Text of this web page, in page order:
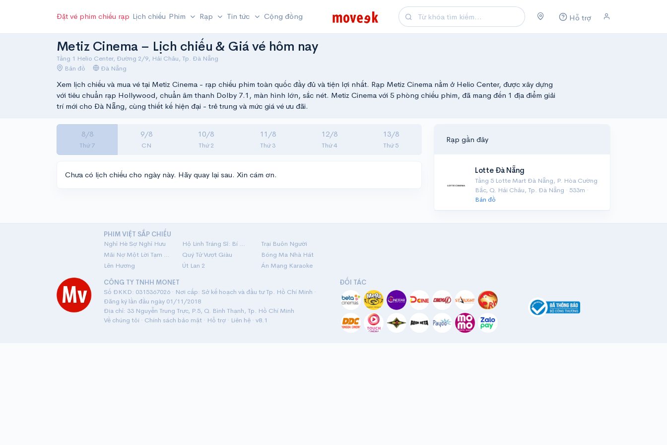
Hỗ trợ
Đặt vé phim chiếu rạp Lịch chiếu Phim Rạp Tin tức Cộng đồng
Metiz Cinema – Lịch chiếu & Giá vé hôm nay
Tầng 1 Helio Center, Đường 2/9, Hải Châu, Tp. Đà Nẵng
Bản đồ
Đà Nẵng
Xem lịch chiếu và mua vé tại Metiz Cinema - rạp chiếu phim toàn quốc đầy đủ và tiện lợi nhất. Rạp Metiz Cinema nằm ở Helio Center, được xây dựng
với tiêu chuẩn rạp Hollywood, chuẩn âm thanh Dolby 7.1, màn hình lớn, sắc nét. Metiz Cinema với 5 phòng chiếu phim, đã mang đến 1 địa điểm giải
trí mới cho Đà Nẵng, cùng thiết kế hiện đại - trẻ trung và mức giá vé ưu đãi.
8/8
Thứ 7
9/8
CN
10/8
Thứ 2
11/8
Thứ 3
12/8
Thứ 4
13/8
Thứ 5
Chưa có lịch chiếu cho ngày này. Hãy quay lại sau. Xin cám ơn.
Rạp gần đây
Lotte Đà Nẵng
Tầng 5 Lotte Mart Đà Nẵng, P. Hòa Cường
Bắc, Q. Hải Châu, Tp. Đà Nẵng · 533m ·
Bản đồ
PHIM VIỆT SẮP CHIẾU
Nghỉ Hè Sợ Nghỉ Hưu
Hộ Linh Tráng Sĩ: Bí Ẩn Mộ Vua Đinh
Trại Buôn Người
Mãi Nợ Một Lời Tạm Biệt
Quý Tử Vượt Giàu
Bóng Ma Nhà Hát
Lên Hương
Út Lan 2
Án Mạng Karaoke
CÔNG TY TNHH MONET
Số ĐKKD: 0315367026 · Nơi cấp: Sở kế hoạch và đầu tư Tp. Hồ Chí Minh ·
Đăng ký lần đầu ngày 01/11/2018
Địa chỉ: 33 Nguyễn Trung Trực, P.5, Q. Bình Thạnh, Tp. Hồ Chí Minh
Về chúng tôi · Chính sách bảo mật· Hỗ trợ· Liên hệ· v8.1
ĐỐI TÁC